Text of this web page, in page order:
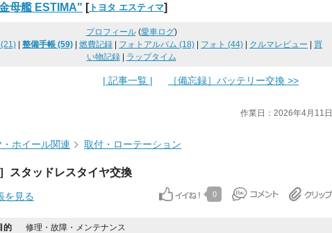
母艦 ESTIMA" [ トヨタ エスティマ]
プロフィール(愛車ログ)
整備手帳 (59) 燃費記録 フォトアルバム (18) フォト (44) クルマレビュー
買
い物記録| ラップタイム
| 記事一覧 | ［備忘録］バッテリー交換 >>
作業日：2026年4月11日
・ホイール関連 取付・ローテーション
］スタッドレスタイヤ交換
を見る 0
的 修理・故障・メンテナンス